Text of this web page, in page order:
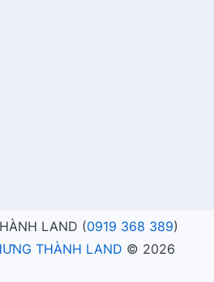
LAND (0919 368 389)
THÀNH LAND © 2026